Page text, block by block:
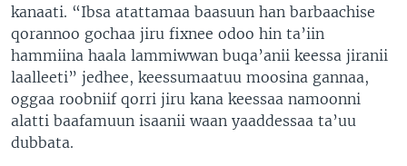
kanaati. “Ibsa atattamaa baasuun han barbaachise
qorannoo gochaa jiru fixnee odoo hin ta’iin
hammiina haala lammiwwan buqa’anii keessa jiranii
laalleeti” jedhee, keessumaatuu moosina gannaa,
oggaa roobniif qorri jiru kana keessaa namoonni
alatti baafamuun isaanii waan yaaddessaa ta’uu
dubbata.